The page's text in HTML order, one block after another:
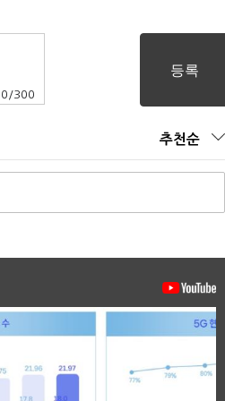
0 /300
추천순